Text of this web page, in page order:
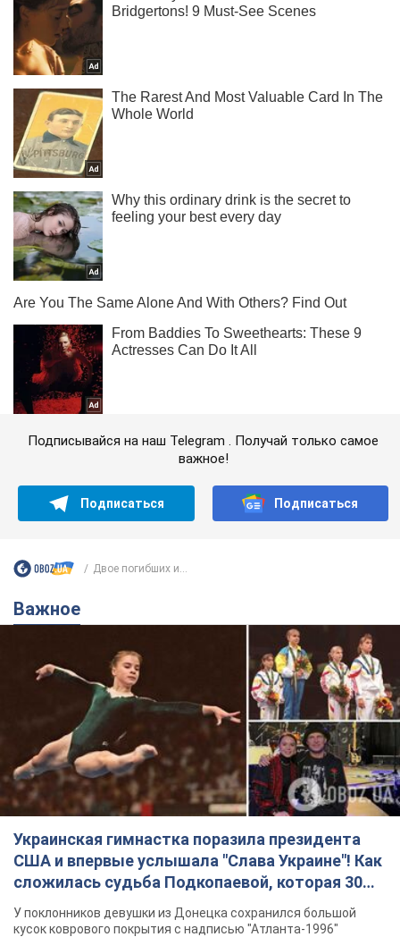
Подписывайся на наш Telegram . Получай только самое
важное!
Подписаться Подписаться
Двое погибших и...
Важное
Украинская гимнастка поразила президента
США и впервые услышала "Слава Украине"! Как
сложилась судьба Подкопаевой, которая 30
лет назад завоевала "золото" Олимпиады
У поклонников девушки из Донецка сохранился большой
кусок коврового покрытия с надписью "Атланта-1996"